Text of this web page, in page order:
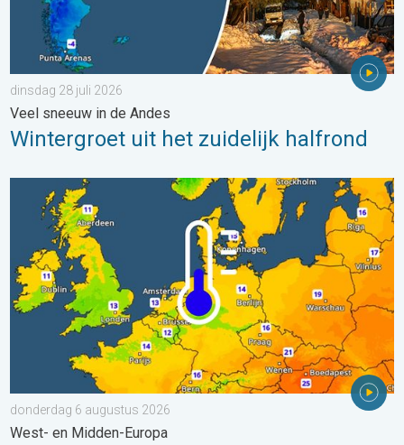
dinsdag 28 juli 2026
Veel sneeuw in de Andes
Wintergroet uit het zuidelijk halfrond
Er komen koelere nachten aan. West- en Midden-Europa. . .
donderdag 6 augustus 2026
West- en Midden-Europa